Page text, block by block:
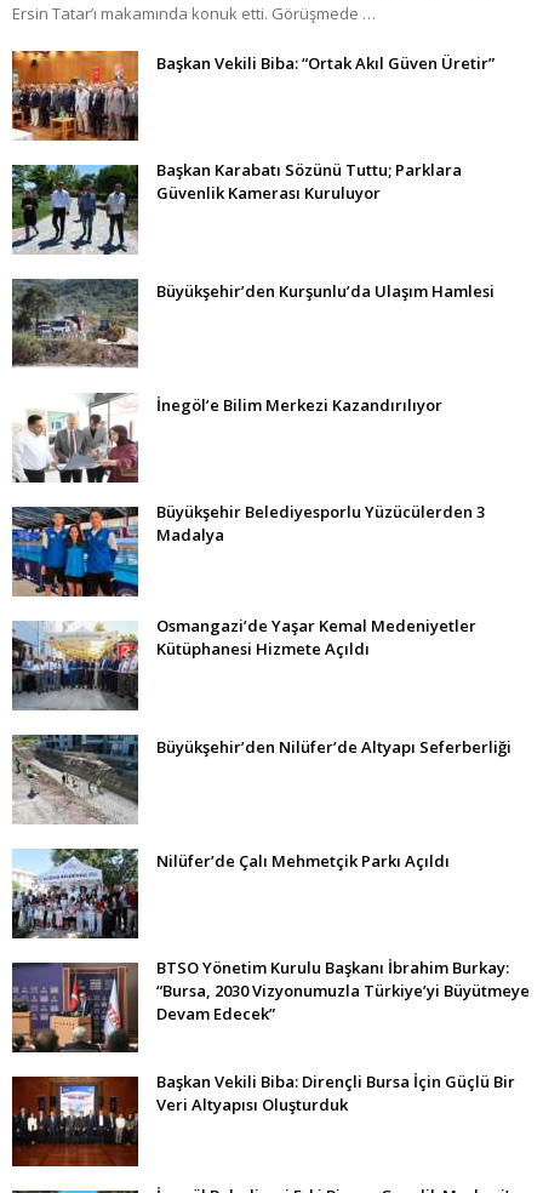
Ersin Tatar’ı makamında konuk etti. Görüşmede …
Başkan Vekili Biba: “Ortak Akıl Güven Üretir”
Başkan Karabatı Sözünü Tuttu; Parklara
Güvenlik Kamerası Kuruluyor
Büyükşehir’den Kurşunlu’da Ulaşım Hamlesi
İnegöl’e Bilim Merkezi Kazandırılıyor
Büyükşehir Belediyesporlu Yüzücülerden 3
Madalya
Osmangazi’de Yaşar Kemal Medeniyetler
Kütüphanesi Hizmete Açıldı
Büyükşehir’den Nilüfer’de Altyapı Seferberliği
Nilüfer’de Çalı Mehmetçik Parkı Açıldı
BTSO Yönetim Kurulu Başkanı İbrahim Burkay:
“Bursa, 2030 Vizyonumuzla Türkiye’yi Büyütmeye
Devam Edecek”
Başkan Vekili Biba: Dirençli Bursa İçin Güçlü Bir
Veri Altyapısı Oluşturduk